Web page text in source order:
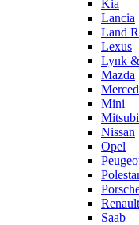
Kia
Lancia
Land
Lexus
Lynk
Mazda
Mini
Nissan
Opel
Renault
Saab